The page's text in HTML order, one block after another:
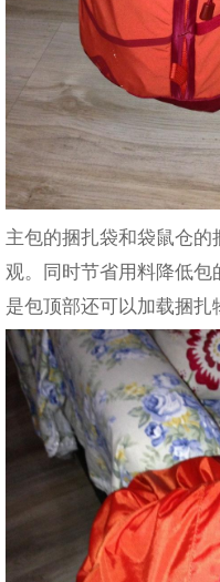
主包的捆扎袋和袋鼠仓
观。同时节省用料降低
是包顶部还可以加载捆扎